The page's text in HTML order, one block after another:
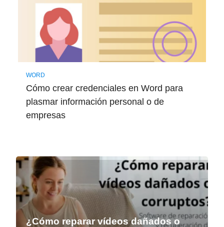
WORD
Cómo crear credenciales en Word para
plasmar información personal o de
empresas
¿Cómo reparar vídeos dañados o